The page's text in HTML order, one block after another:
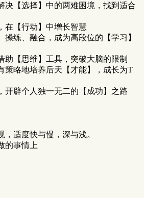
决【选择】中的两难困境，找到适合
在【行动】中增长智慧
操练、融合，成为高段位的【学习】
助【思维】工具，突破大脑的限制
策略地培养后天【才能】，成长为T
开辟个人独一无二的【成功】之路
，适度快与慢，深与浅。
的事情上